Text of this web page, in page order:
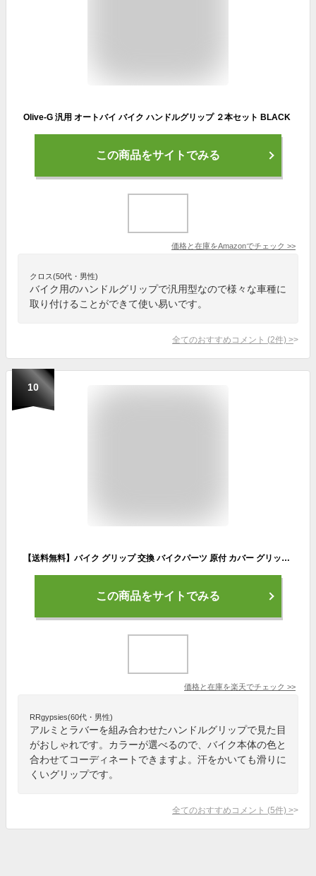
Olive-G 汎用 オートバイ バイク ハンドルグリップ ２本セット BLACK
この商品をサイトでみる
価格と在庫をAmazonでチェック >>
クロス(50代・男性)
バイク用のハンドルグリップで汎用型なので様々な車種に
取り付けることができて使い易いです。
全てのおすすめコメント (2件) >
10
【送料無料】バイク グリップ 交換 バイクパーツ 原付 カバー グリップエンド カスタム ラバー アルミ グリップガード かわいい おしゃれ ハンドル 握りやすい フィット ギフト
この商品をサイトでみる
価格と在庫を楽天でチェック >>
RRgypsies(60代・男性)
アルミとラバーを組み合わせたハンドルグリップで見た目
がおしゃれです。カラーが選べるので、バイク本体の色と
合わせてコーディネートできますよ。汗をかいても滑りに
くいグリップです。
全てのおすすめコメント (5件) >